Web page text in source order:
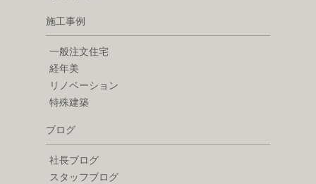
施工事例
一般注文住宅
経年美
リノベーション
特殊建築
ブログ
社長ブログ
スタッフブログ